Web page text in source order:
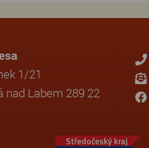
1/21
nad Labem 289 22